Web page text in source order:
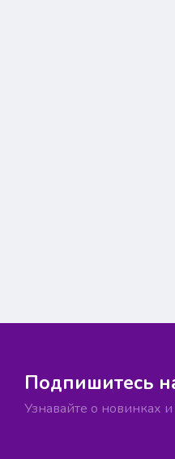
Подпишитесь
Узнавайте о новинках